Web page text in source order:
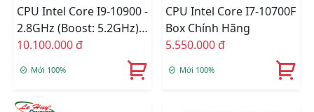
CPU Intel Core I9-10900 -
2.8GHz (Boost: 5.2GHz)
Box Chính Hãng
10.100.000 đ
Mới 100%
CPU Intel Core I7-10700F
Box Chính Hãng
5.550.000 đ
Mới 100%